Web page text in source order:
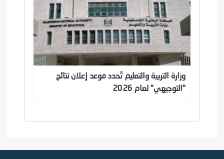
وزارة التربية والتعليم تُحدد موعد إعلان نتائج
"التوجيهي" لعام 2026